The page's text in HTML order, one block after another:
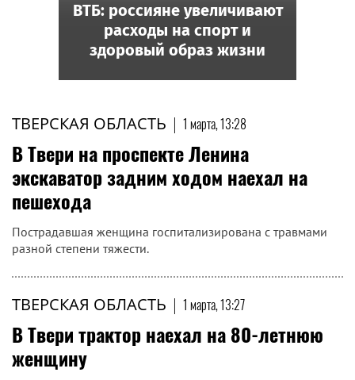
ТВЕРСКАЯ ОБЛАСТЬ | 1 марта, 13:28
В Твери на проспекте Ленина
экскаватор задним ходом наехал на
пешехода
Пострадавшая женщина госпитализирована с травмами
разной степени тяжести.
ТВЕРСКАЯ ОБЛАСТЬ | 1 марта, 13:27
В Твери трактор наехал на 80-летнюю
женщину
ВТБ: россияне увеличивают
расходы на спорт и
здоровый образ жизни